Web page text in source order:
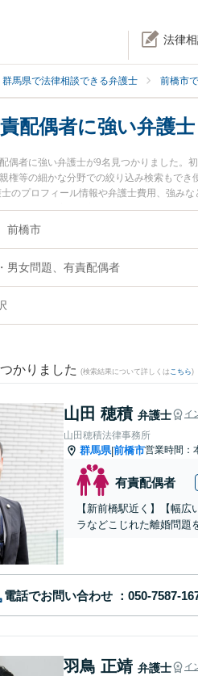
法律
群馬県で法律相談できる弁護士 前橋市
配偶者に強い弁護士
偶者に強い弁護士が9名見つかりました。
権等の細かな分野での絞り込み検索もで
のプロフィール情報や弁護士費用、強み
ブル解決の実績豊富な近くの弁護士を検
。
前橋市
男女問題、有責配偶者
かりました (検索結果について詳しくは こちら)
山田 穂積 弁護士 イ
山田穂積法律事務所
群馬県|前橋市営業時間：
有責配偶者
【新前橋駅近く】【幅
ラなどこじれた離婚問題
電話でお問い合わせ
羽鳥 正靖 弁護士 イ